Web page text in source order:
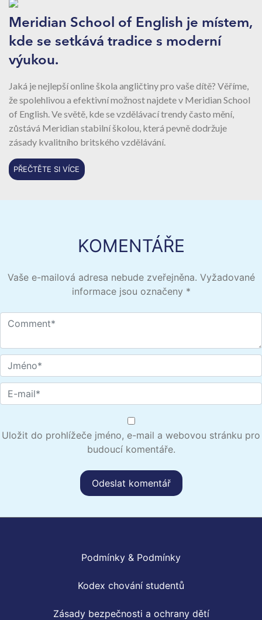
Meridian School of English je místem,
kde se setkává tradice s moderní
výukou.
Jaká je nejlepší online škola angličtiny pro vaše dítě? Věříme,
že spolehlivou a efektivní možnost najdete v Meridian School
of English. Ve světě, kde se vzdělávací trendy často mění,
zůstává Meridian stabilní školou, která pevně dodržuje
zásady kvalitního britského vzdělávání.
PŘEČTĚTE SI VÍCE
KOMENTÁŘE
Vaše e-mailová adresa nebude zveřejněna. Vyžadované
informace jsou označeny *
Uložit do prohlížeče jméno, e-mail a webovou stránku pro
budoucí komentáře.
Podmínky & Podmínky
Kodex chování studentů
Zásady bezpečnosti a ochrany dětí